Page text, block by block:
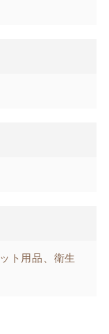
ト用品、衛生